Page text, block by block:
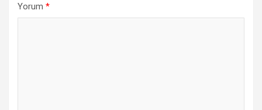
Yorum *